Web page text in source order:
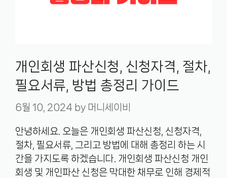
개인회생 파산신청, 신청자격, 절차,
필요서류, 방법 총정리 가이드
6월 10, 2024 by 머니세이비
안녕하세요. 오늘은 개인회생 파산신청, 신청자격,
절차, 필요서류, 그리고 방법에 대해 총정리 하는 시
간을 가지도록 하겠습니다. 개인회생 파산신청 개인
회생 및 개인파산 신청은 막대한 채무로 인해 경제적